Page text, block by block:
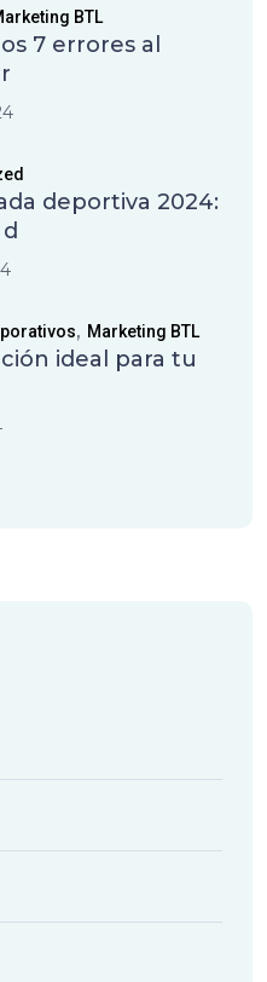
BTL
7 errores al
deportiva 2024:
, Marketing BTL
ideal para tu